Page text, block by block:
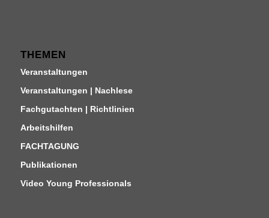
THEMEN
Veranstaltungen
Veranstaltungen | Nachlese
Fachgutachten | Richtlinien
Arbeitshilfen
FACHTAGUNG
Publikationen
Video Young Professionals